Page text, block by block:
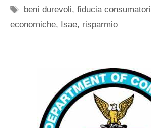
Tag
beni durevoli,fiducia consumatori
economiche, Isae, risparmio